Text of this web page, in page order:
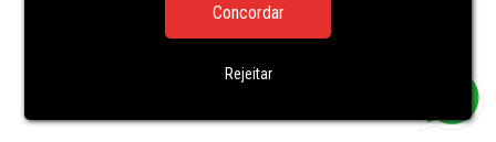
Concordar
Rejeitar